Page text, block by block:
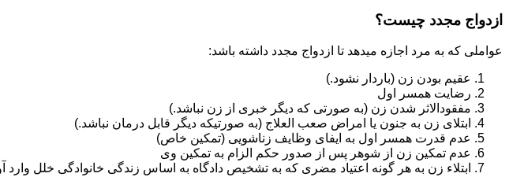
ازدواج مجدد چیست؟
عواملی که به مرد اجازه میدهد تا ازدواج مجدد داشته باشد:
عقیم بودن زن (باردار نشود.)
رضایت همسر اول
مفقودالاثر شدن زن (به صورتی که دیگر خبری از زن نباشد.)
ابتلای زن به جنون یا امراض صعب العلاج (به صورتیکه دیگر قابل درمان نباشد.)
عدم قدرت همسر اول به ایفای وظایف زناشویی (تمکین خاص)
عدم تمکین زن از شوهر پس از صدور حکم الزام به تمکین وی
ابتلاء زن به هر گونه اعتیاد مضری که به تشخیص دادگاه به اساس زندگی خانوادگی خلل وارد